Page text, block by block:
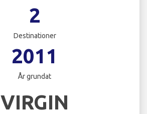
2
Destinationer
2011
År grundat
VIRGIN